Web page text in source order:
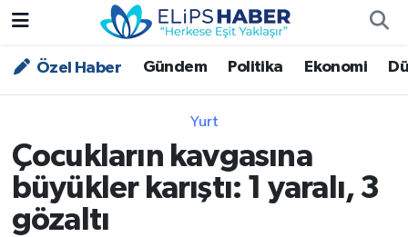
Özel Haber Gündem Politika Ekonomi
Yurt
Çocukların kavgasına
büyükler karıştı: 1 yaralı, 3
gözaltı
Özel Haber
Asayiş
Bilim - Teknoloji
Nöbetçi Eczaneler
Trafik Durumu
Süper Lig Puan Durumu ve Fikstür